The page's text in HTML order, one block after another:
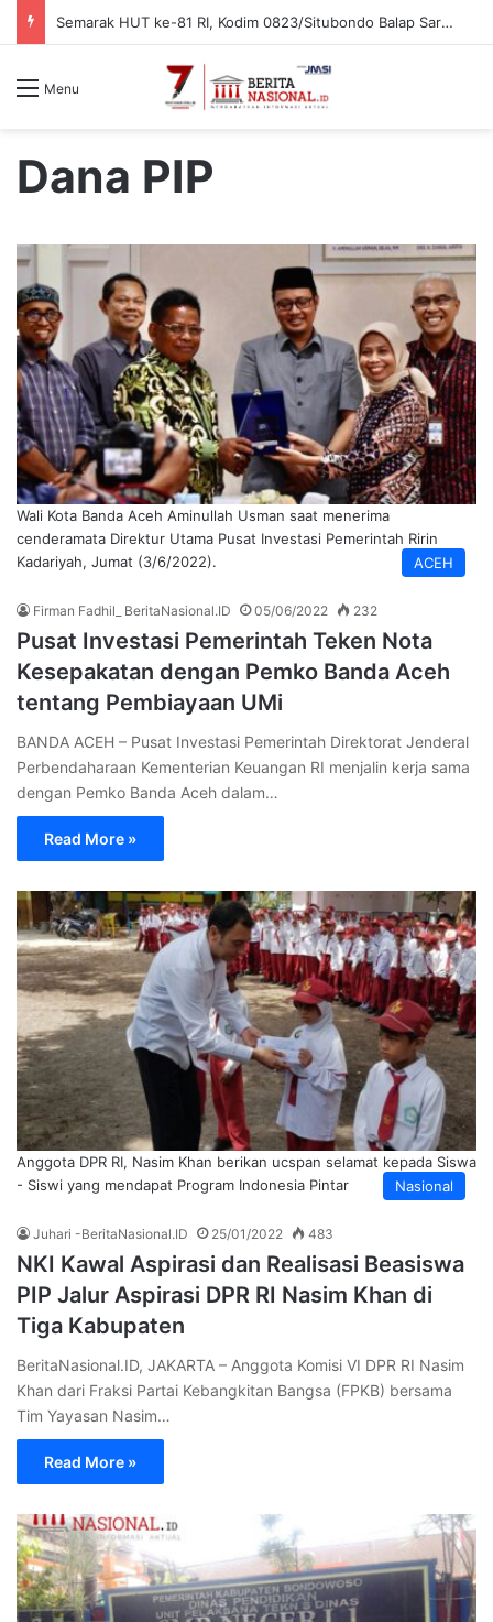
Semarak HUT ke-81 RI, Kodim 0823/Situbondo Balap Sarung Hingga Lomba Bongkar Senjata
Menu
Dana PIP
ACEH
Wali Kota Banda Aceh Aminullah Usman saat menerima
cenderamata Direktur Utama Pusat Investasi Pemerintah Ririn
Kadariyah, Jumat (3/6/2022).
Firman Fadhil_ BeritaNasional.ID 05/06/2022 232
Pusat Investasi Pemerintah Teken Nota
Kesepakatan dengan Pemko Banda Aceh
tentang Pembiayaan UMi
BANDA ACEH – Pusat Investasi Pemerintah Direktorat Jenderal
Perbendaharaan Kementerian Keuangan RI menjalin kerja sama
dengan Pemko Banda Aceh dalam…
Read More »
Nasional
Anggota DPR RI, Nasim Khan berikan ucspan selamat kepada Siswa
- Siswi yang mendapat Program Indonesia Pintar
Juhari -BeritaNasional.ID 25/01/2022 483
NKI Kawal Aspirasi dan Realisasi Beasiswa
PIP Jalur Aspirasi DPR RI Nasim Khan di
Tiga Kabupaten
BeritaNasional.ID, JAKARTA – Anggota Komisi VI DPR RI Nasim
Khan dari Fraksi Partai Kebangkitan Bangsa (FPKB) bersama
Tim Yayasan Nasim…
Read More »